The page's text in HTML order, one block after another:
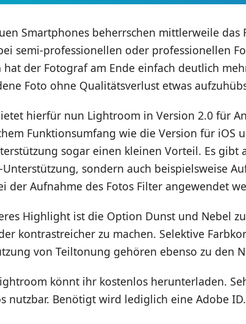
Smartphones beherrschen mittlerweile das
semi-professionellen oder professionellen
hat der Fotograf am Ende einfach deutlich
Foto ohne Qualitätsverlust etwas
hierfür nun Lightroom in Version 2.0 für
Funktionsumfang wie die Version für iOS
sogar einen kleinen Vorteil. Es
Unterstützung, sondern auch beispielsweise
der Aufnahme des Fotos Filter angewendet
Highlight ist die Option Dunst und Nebel
kontrastreicher zu machen. Selektive
von Teiltonung gehören ebenso zu den
könnt ihr kostenlos herunterladen.
nutzbar. Benötigt wird lediglich eine Adobe ID.